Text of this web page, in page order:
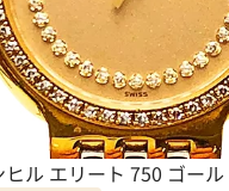
ヒル エリート 750 ゴー